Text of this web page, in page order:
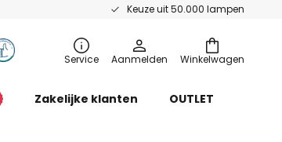
Keuze uit 50.000 lampen
Winkelwagen
Service Aanmelden
Zakelijke klanten OUTLET